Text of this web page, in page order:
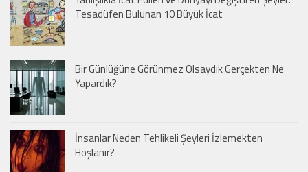
Tesadüfen Bulunan 10 Büyük İcat
Bir Günlüğüne Görünmez Olsaydık Gerçekten Ne
Yapardık?
İnsanlar Neden Tehlikeli Şeyleri İzlemekten
Hoşlanır?